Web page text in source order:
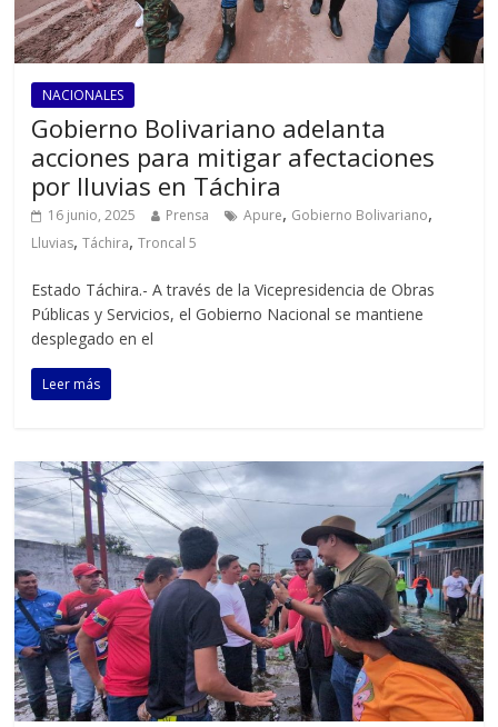
NACIONALES
Gobierno Bolivariano adelanta
acciones para mitigar afectaciones
por lluvias en Táchira
16 junio, 2025 Prensa Apure, Gobierno Bolivariano,
Lluvias,Táchira,Troncal 5
Estado Táchira.- A través de la Vicepresidencia de Obras
Públicas y Servicios, el Gobierno Nacional se mantiene
desplegado en el
Leer más